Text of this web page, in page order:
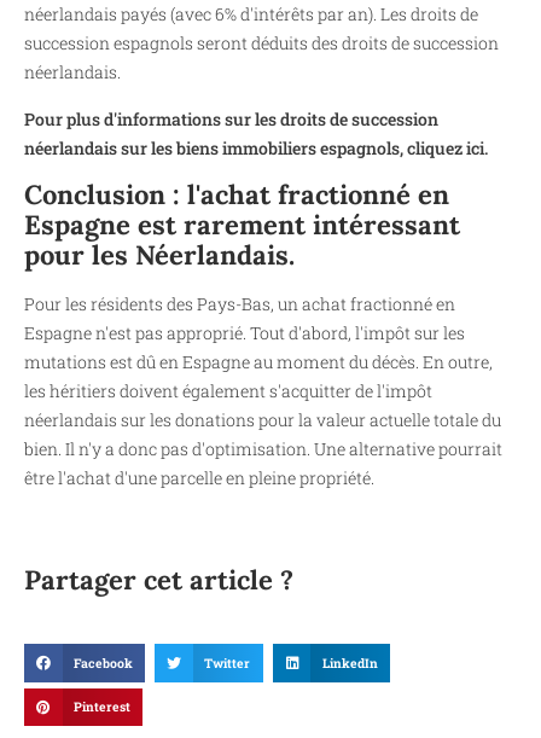
néerlandais payés (avec 6% d'intérêts par an). Les droits de
succession espagnols seront déduits des droits de succession
néerlandais.
Pour plus d'informations sur les droits de succession
néerlandais sur les biens immobiliers espagnols, cliquez ici.
Conclusion : l'achat fractionné en
Espagne est rarement intéressant
pour les Néerlandais.
Pour les résidents des Pays-Bas, un achat fractionné en
Espagne n'est pas approprié. Tout d'abord, l'impôt sur les
mutations est dû en Espagne au moment du décès. En outre,
les héritiers doivent également s'acquitter de l'impôt
néerlandais sur les donations pour la valeur actuelle totale du
bien. Il n'y a donc pas d'optimisation. Une alternative pourrait
être l'achat d'une parcelle en pleine propriété.
Partager cet article ?
Facebook Twitter LinkedIn
Pinterest